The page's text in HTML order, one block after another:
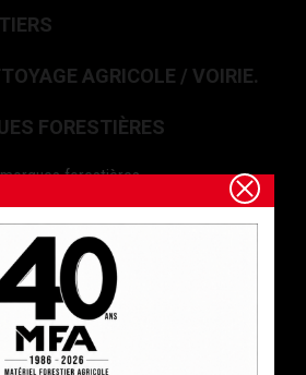
AGRICOLE / VOIRIE.
FORESTIÈRES
forestières